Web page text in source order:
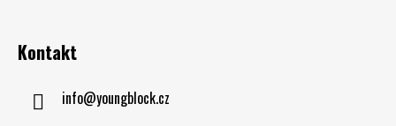
Kontakt
info@youngblock.cz